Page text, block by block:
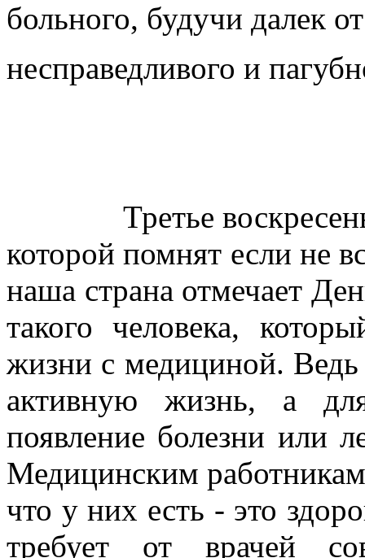
больного, будучи далек
несправедливого и
Третье воскресенье
которой помнят если не
наша страна отмечает
такого человека,
жизни с медициной.
активную жизнь, а
появление болезни или
Медицинским
что у них есть - это
требует от врачей